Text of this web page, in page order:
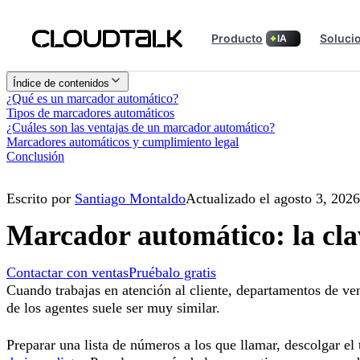
Producto IA
Índice de contenidos
¿Qué es un marcador automático?
Tipos de marcadores automáticos
¿Cuáles son las ventajas de un marcador automático?
Marcadores automáticos y cumplimiento legal
Conclusión
Escrito por Santiago MontaldoActualizado el agosto 3, 2026
Marcador automático: la
Contactar con ventasPruébalo gratis
Cuando trabajas en atención al cliente, departamentos de
de los agentes suele ser muy similar.
Preparar una lista de números a los que llamar, descolgar